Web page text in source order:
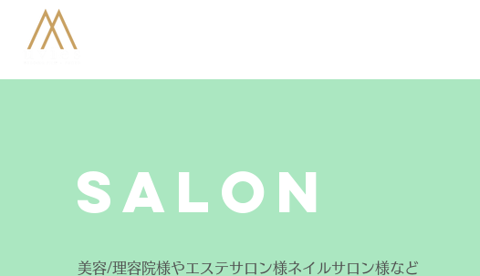
SALON
美容/理容院様やエステサロン様ネイルサロン様など